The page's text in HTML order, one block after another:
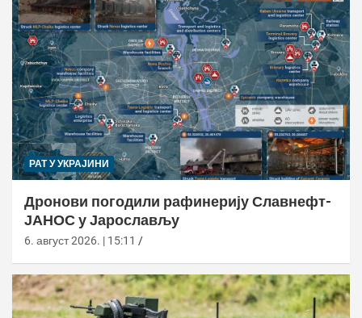
РАТ У УКРАЈИНИ
Дронови погодили рафинерију Славнефт-
ЈАНОС у Јарослављу
6. август 2026. | 15:11